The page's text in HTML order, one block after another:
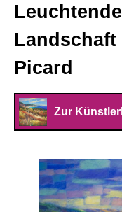
Landschaft
Picard
Zur
Bildergalerie